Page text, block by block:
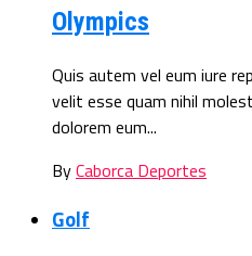
Olympics
Quis autem vel eum iure
velit esse quam nihil
dolorem eum...
ByCaborca Deportes
Golf